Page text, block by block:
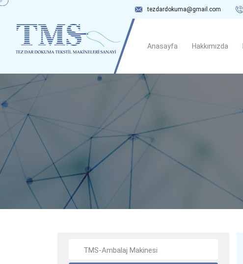
tezdardokuma@gmail.com
Anasayfa Hakkımızda
TMS-Ambalaj Makinesi